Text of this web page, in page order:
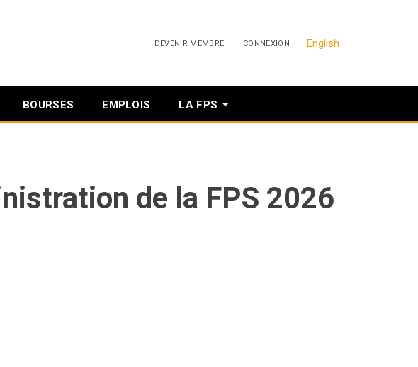
DEVENIR MEMBRE CONNEXION English
BOURSES EMPLOIS LA FPS
de la FPS 2026